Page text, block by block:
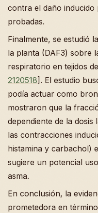
contra el daño inducido
probadas.
Finalmente, se estudió
la planta (DAF3) sobre
respiratorio en tejidos
2120518]. El estudio
podía actuar como
mostraron que la
dependiente de la dosis
las contracciones
histamina y carbachol)
sugiere un potencial
asma.
En conclusión, la
prometedora en